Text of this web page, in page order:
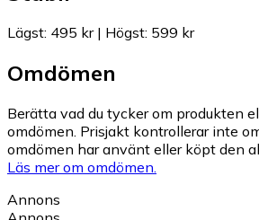
Lägst: 495 kr| Högst: 599 kr
Omdömen
Berätta vad du tycker om produkten
omdömen. Prisjakt kontrollerar inte
omdömen har använt eller köpt den
Läs mer om omdömen.
Annons